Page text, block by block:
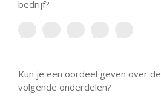
bedrijf?
Kun je een oordeel geven over de
volgende onderdelen?